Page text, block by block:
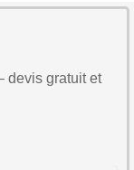
devis gratuit et